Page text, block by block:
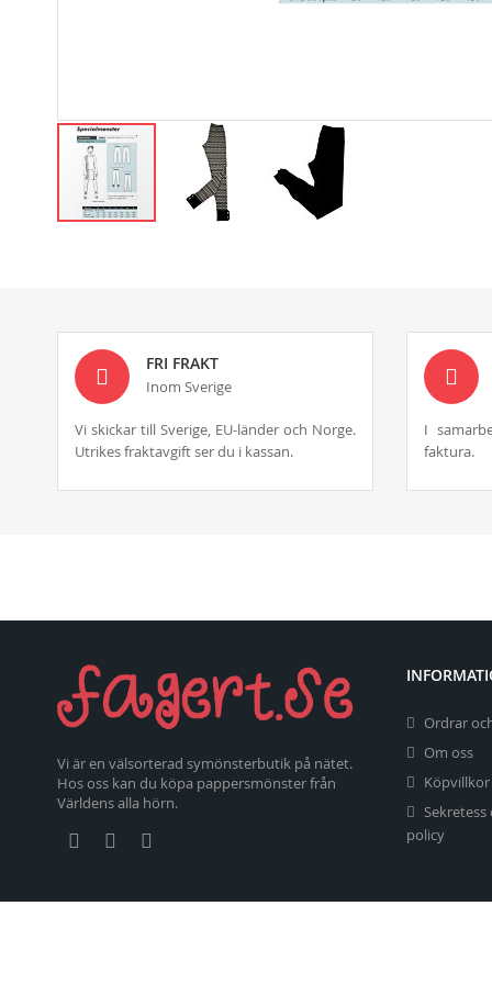
the
images
gallery
FRI FRAKT
Inom Sverige
Vi skickar till Sverige, EU-länder och Norge.
Utrikes fraktavgift ser du i kassan.
I
faktura.
Vi är en välsorterad symönsterbutik på nätet.
Hos oss kan du köpa pappersmönster från
Världens alla hörn.
Ordrar
Om oss
Köpvillkor
Sekretess
policy